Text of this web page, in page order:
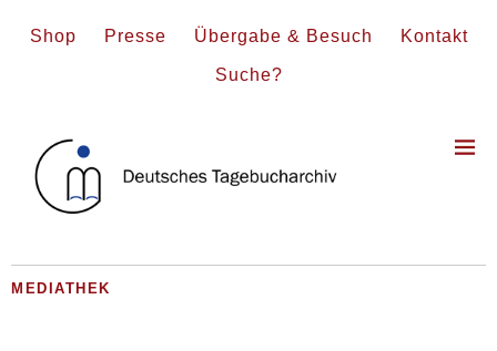
Shop Presse Übergabe & Besuch Kontakt
Suche?
MEDIATHEK